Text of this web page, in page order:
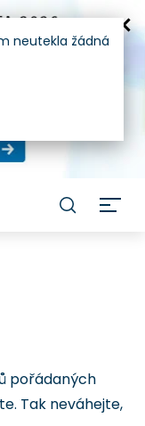
pořádaných
Tak neváhejte,
neutekla žádná